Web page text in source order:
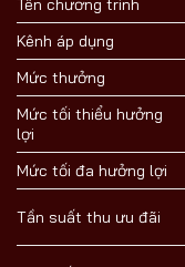
Tên chương trình
Kênh áp dụng
Mức thưởng
Mức tối thiểu hưởng
lợi
Mức tối đa hưởng lợi
Tần suất thu ưu đãi